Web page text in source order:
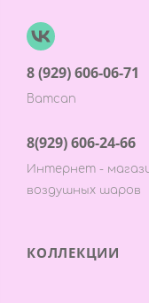
8 (929) 606-06-71
Ватсап
8(929) 606-24-66
Интернет -
воздушных шаров
КОЛЛЕКЦИИ